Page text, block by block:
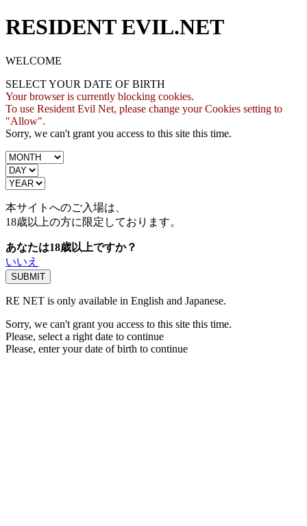
RESIDENT EVIL.NET
WELCOME
SELECT YOUR DATE OF BIRTH
Your browser is currently blocking cookies.
To use Resident Evil Net, please change your Cookies setting to
"Allow".
Sorry, we can't grant you access to this site this time.
本サイトへのご入場は、
18歳以上の方に限定しております。
あなたは18歳以上ですか？
いいえ
RE NET is only available in English and Japanese.
Sorry, we can't grant you access to this site this time.
Please, select a right date to continue
Please, enter your date of birth to continue